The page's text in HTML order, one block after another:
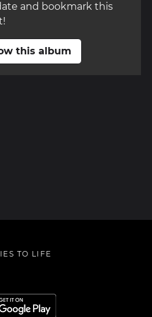
and bookmark this
this album
TO LIFE